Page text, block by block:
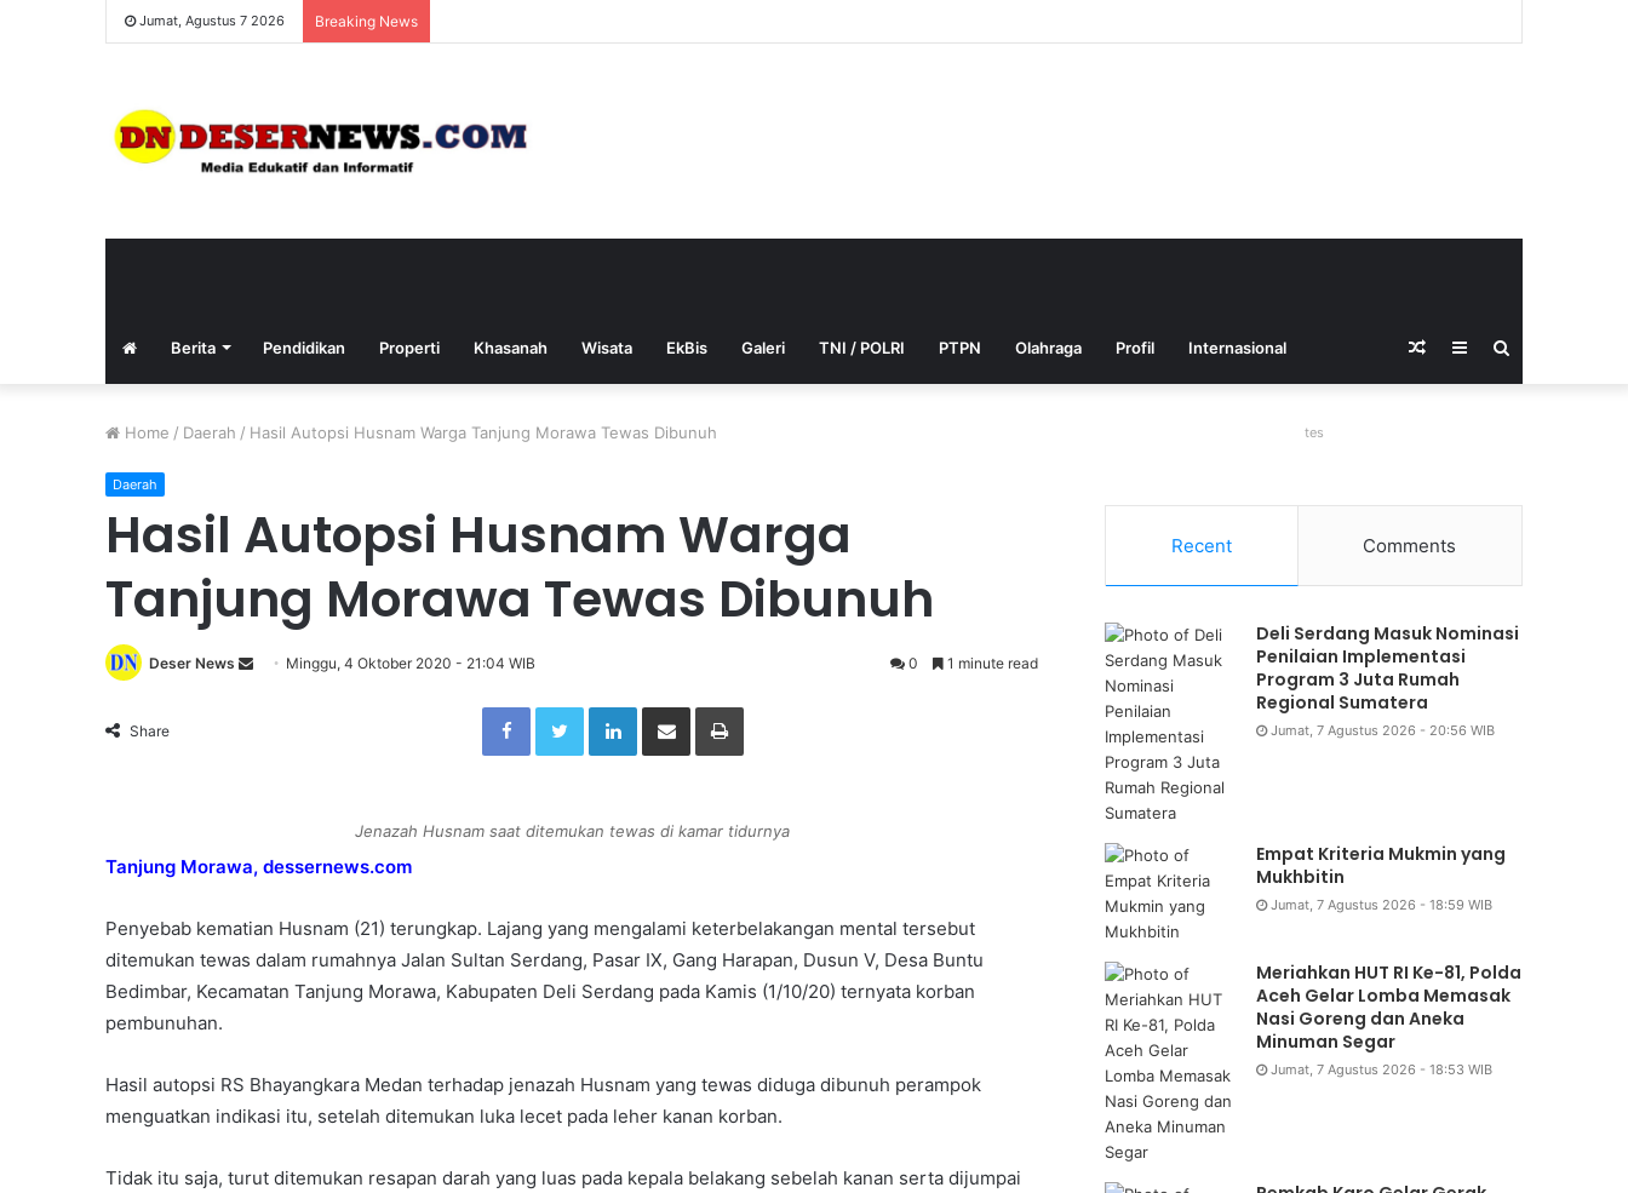
Jumat, Agustus 7 2026 Breaking News
Berita Pendidikan Properti Khasanah Wisata EkBis Galeri TNI / POLRI PTPN Olahraga Profil Internasional Sidebar
Random
Home / Daerah / Hasil Autopsi Husnam Warga Tanjung Morawa Tewas Dibunuh
Daerah
Hasil Autopsi Husnam Warga
Tanjung Morawa Tewas Dibunuh
Deser News
m
i
Minggu, 4 Oktober 2020 - 21:04 WIB 0 1 minute read
Share
Facebook Twitter LinkedIn
Jenazah Husnam saat ditemukan tewas di kamar tidurnya
Tanjung Morawa, dessernews.com
Penyebab kematian Husnam (21) terungkap. Lajang yang mengalami keterbelakangan mental tersebut
ditemukan tewas dalam rumahnya Jalan Sultan Serdang, Pasar IX, Gang Harapan, Dusun V, Desa Buntu
Bedimbar, Kecamatan Tanjung Morawa, Kabupaten Deli Serdang pada Kamis (1/10/20) ternyata korban
pembunuhan.
Hasil autopsi RS Bhayangkara Medan terhadap jenazah Husnam yang tewas diduga dibunuh perampok
menguatkan indikasi itu, setelah ditemukan luka lecet pada leher kanan korban.
Tidak itu saja, turut ditemukan resapan darah yang luas pada kepala belakang sebelah kanan serta dijumpai
tes
Recent Comments
Deli Serdang Masuk Nominasi
Penilaian Implementasi
Program 3 Juta Rumah
Regional Sumatera
Jumat, 7 Agustus 2026 - 20:56 WIB
Empat Kriteria Mukmin yang
Mukhbitin
Jumat, 7 Agustus 2026 - 18:59 WIB
Meriahkan HUT RI Ke-81, Polda
Aceh Gelar Lomba Memasak
Nasi Goreng dan Aneka
Minuman Segar
Jumat, 7 Agustus 2026 - 18:53 WIB